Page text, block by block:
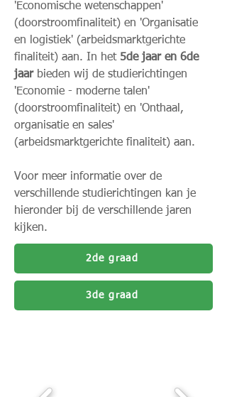
'Economische wetenschappen'
(doorstroomfinaliteit) en 'Organisatie
en logistiek' (arbeidsmarktgerichte
finaliteit) aan. In het 5de jaar en 6de
jaarbieden wij de studierichtingen
'Economie - moderne talen'
(doorstroomfinaliteit) en 'Onthaal,
organisatie en sales'
(arbeidsmarktgerichte finaliteit) aan.
Voor meer informatie over de
verschillende studierichtingen kan je
hieronder bij de verschillende jaren
kijken.
2de graad
3de graad